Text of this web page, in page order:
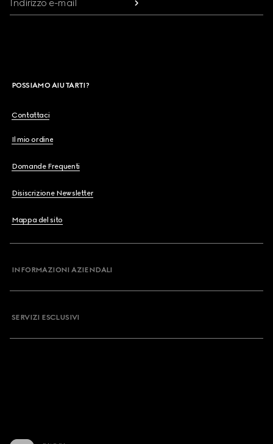
Indirizzo e-mail
POSSIAMO AIUTARTI?
Contattaci
Il mio ordine
Domande Frequenti
Disiscrizione Newsletter
Mappa del sito
INFORMAZIONI AZIENDALI
SERVIZI ESCLUSIVI